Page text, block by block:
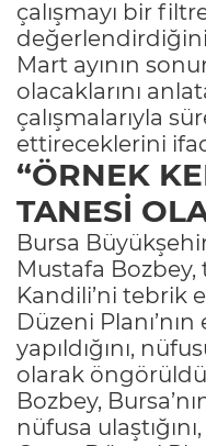
çalışmayı bir
Mart ayının
olacaklarını
çalışmalarıyla
ettireceklerini
“ÖRNEK
TANESİ
Bursa
Mustafa Bozbey,
Kandili’ni tebrik
Düzeni Planı’nın
yapıldığını,
olarak
Bozbey,
nüfusa